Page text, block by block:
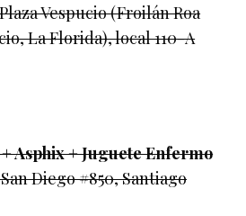
Vespucio (Froilán Roa
La Florida), local 110-A
Asphix + Juguete Enfermo
Diego #850, Santiago